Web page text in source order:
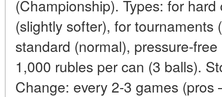
(Championship). Types: for
(slightly softer), for tournaments
standard (normal), pressure-
1,000 rubles per can (3 balls).
Change: every 2-3 games